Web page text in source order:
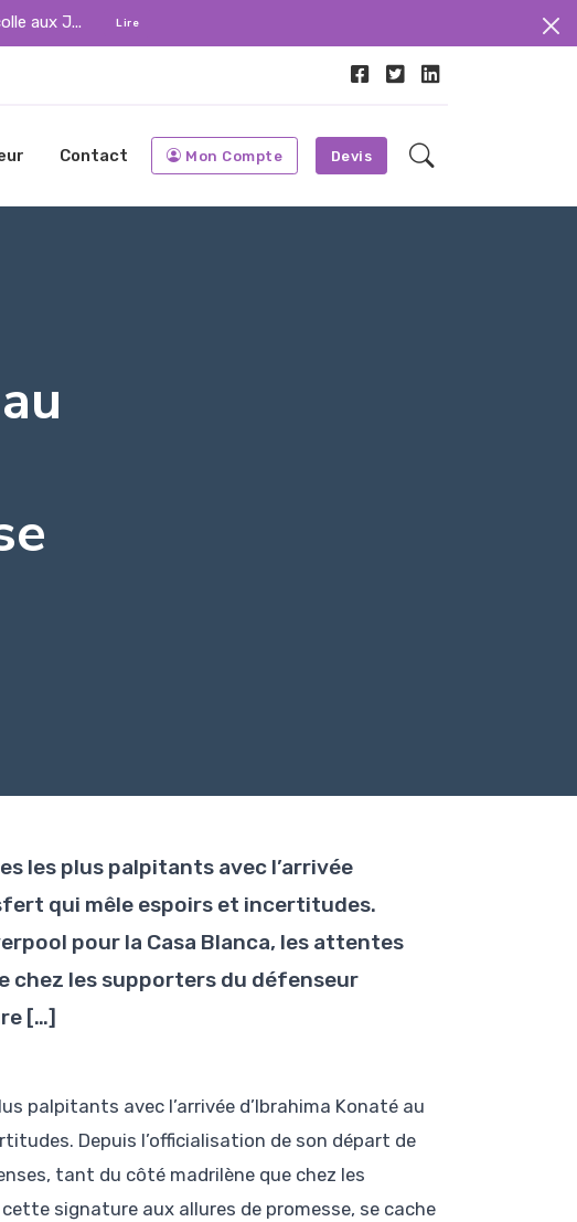
aux J... Lire
Contact Mon Compte Devis
les plus palpitants avec l’arrivée
qui mêle espoirs et incertitudes.
pour la Casa Blanca, les attentes
chez les supporters du défenseur
[…]
palpitants avec l’arrivée d’Ibrahima Konaté au
Depuis l’officialisation de son départ de
tant du côté madrilène que chez les
signature aux allures de promesse, se cache